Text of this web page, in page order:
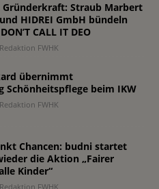
Straub Marbert
HIDREI GmbH bündeln
CALL IT DEO
Redaktion FWHK
übernimmt
Schönheitspflege beim IKW
Redaktion FWHK
Chancen: budni startet
die Aktion „Fairer
Kinder“
Redaktion FWHK